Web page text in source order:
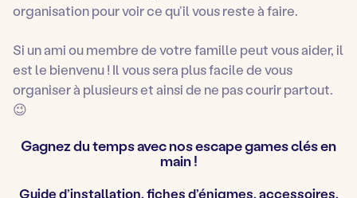
organisation pour voir ce qu’il vous reste à faire.
Si un ami ou membre de votre famille peut vous aider, il
est le bienvenu ! Il vous sera plus facile de vous
organiser à plusieurs et ainsi de ne pas courir partout.
😉
Gagnez du temps avec nos escape games clés en
main !
Guide d’installation, fiches d’énigmes, accessoires,